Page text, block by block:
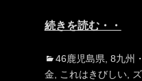
続きを読む・・
Categories
46鹿児島県 8九州
金
これはきびしい,